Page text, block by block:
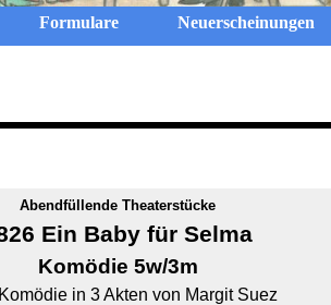
Menü überspringen
Formulare Neuerscheinungen
Abendfüllende Theaterstücke
Ein Baby für Selma
Komödie 5w/3m
in 3 Akten von Margit Suez